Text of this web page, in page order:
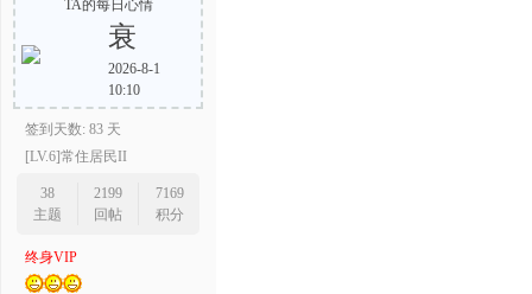
TA的每日心情
衰
2026-8-1
10:10
签到天数: 83 天
[LV.6]常住居民II
38
主题
2199
回帖
7169
积分
终身VIP